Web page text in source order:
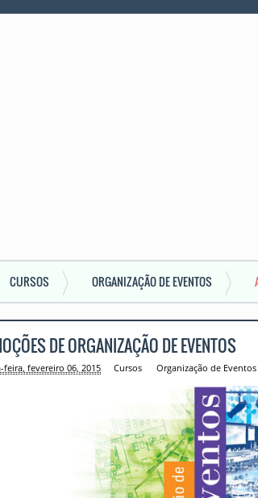
CURSOS ORGANIZAÇÃO DE EVENTOS
DE ORGANIZAÇÃO DE EVENTOS
feira, fevereiro 06, 2015 Cursos Organização de Eventos